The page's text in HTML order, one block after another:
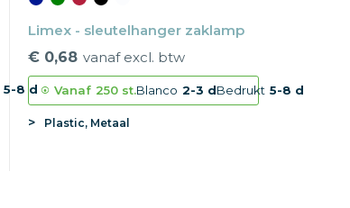
5-8 d
Limex - sleutelhanger zaklamp
€ 0,68 vanaf excl. btw
Vanaf 250 st.Blanco 2-3 dBedrukt 5-8 d
Plastic, Metaal